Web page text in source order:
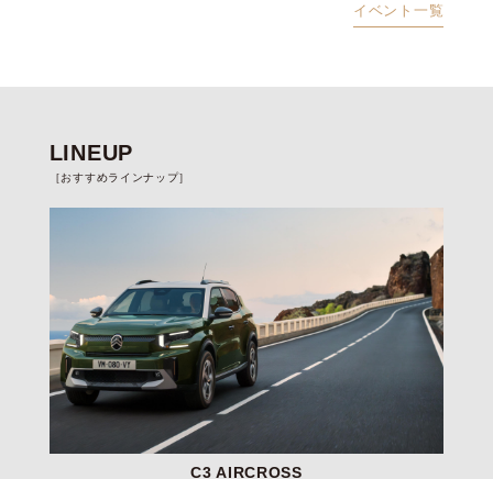
イベント一覧
LINEUP
［おすすめラインナップ］
C3 AIRCROSS